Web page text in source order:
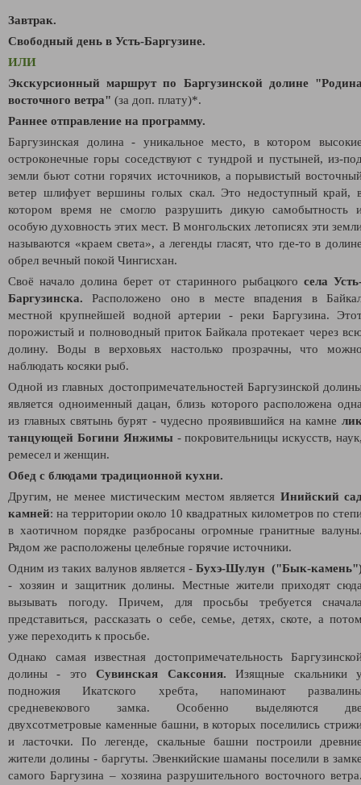
Завтрак.
Свободный день в Усть-Баргузине.
ИЛИ
Экскурсионный маршрут по Баргузинской долине
восточного ветра" (за доп. плату)*.
Раннее отправление на программу.
Баргузинская долина - уникальное место, в котором
остроконечные горы соседствуют с тундрой и пустыней, из-
земли бьют сотни горячих источников, а порывистый
ветер шлифует вершины голых скал. Это недоступный край,
котором время не смогло разрушить дикую самобытность
особую духовность этих мест. В монгольских летописях эти
называются «краем света», а легенды гласят, что где-то в
обрел вечный покой Чингисхан.
Своё начало долина берет от старинного рыбацкого села
Баргузинска. Расположено оно в месте впадения в
местной крупнейшей водной артерии - реки Баргузина.
порожистый и полноводный приток Байкала протекает через
долину. Воды в верховьях настолько прозрачны, что
наблюдать косяки рыб.
Одной из главных достопримечательностей Баргузинской
является одноименный дацан, близь которого расположена
из главных святынь бурят - чудесно проявившийся на камне
танцующей Богини Янжимы - покровительницы искусств,
ремесел и женщин.
Обед с блюдами традиционной кухни.
Другим, не менее мистическим местом является Инийский
камней: на территории около 10 квадратных километров по
в хаотичном порядке разбросаны огромные гранитные
Рядом же расположены целебные горячие источники.
Одним из таких валунов является - Бухэ-Шулун ("Бык-
- хозяин и защитник долины. Местные жители приходят
вызывать погоду. Причем, для просьбы требуется
представиться, рассказать о себе, семье, детях, скоте, а
уже переходить к просьбе.
Однако самая известная достопримечательность
долины - этоСувинская Саксония. Изящные скальники
подножия Икатского хребта, напоминают
средневекового замка. Особенно выделяются
двухсотметровые каменные башни, в которых поселились
и ласточки. По легенде, скальные башни построили
жители долины - баргуты. Эвенкийские шаманы поселили в
самого Баргузина – хозяина разрушительного восточного